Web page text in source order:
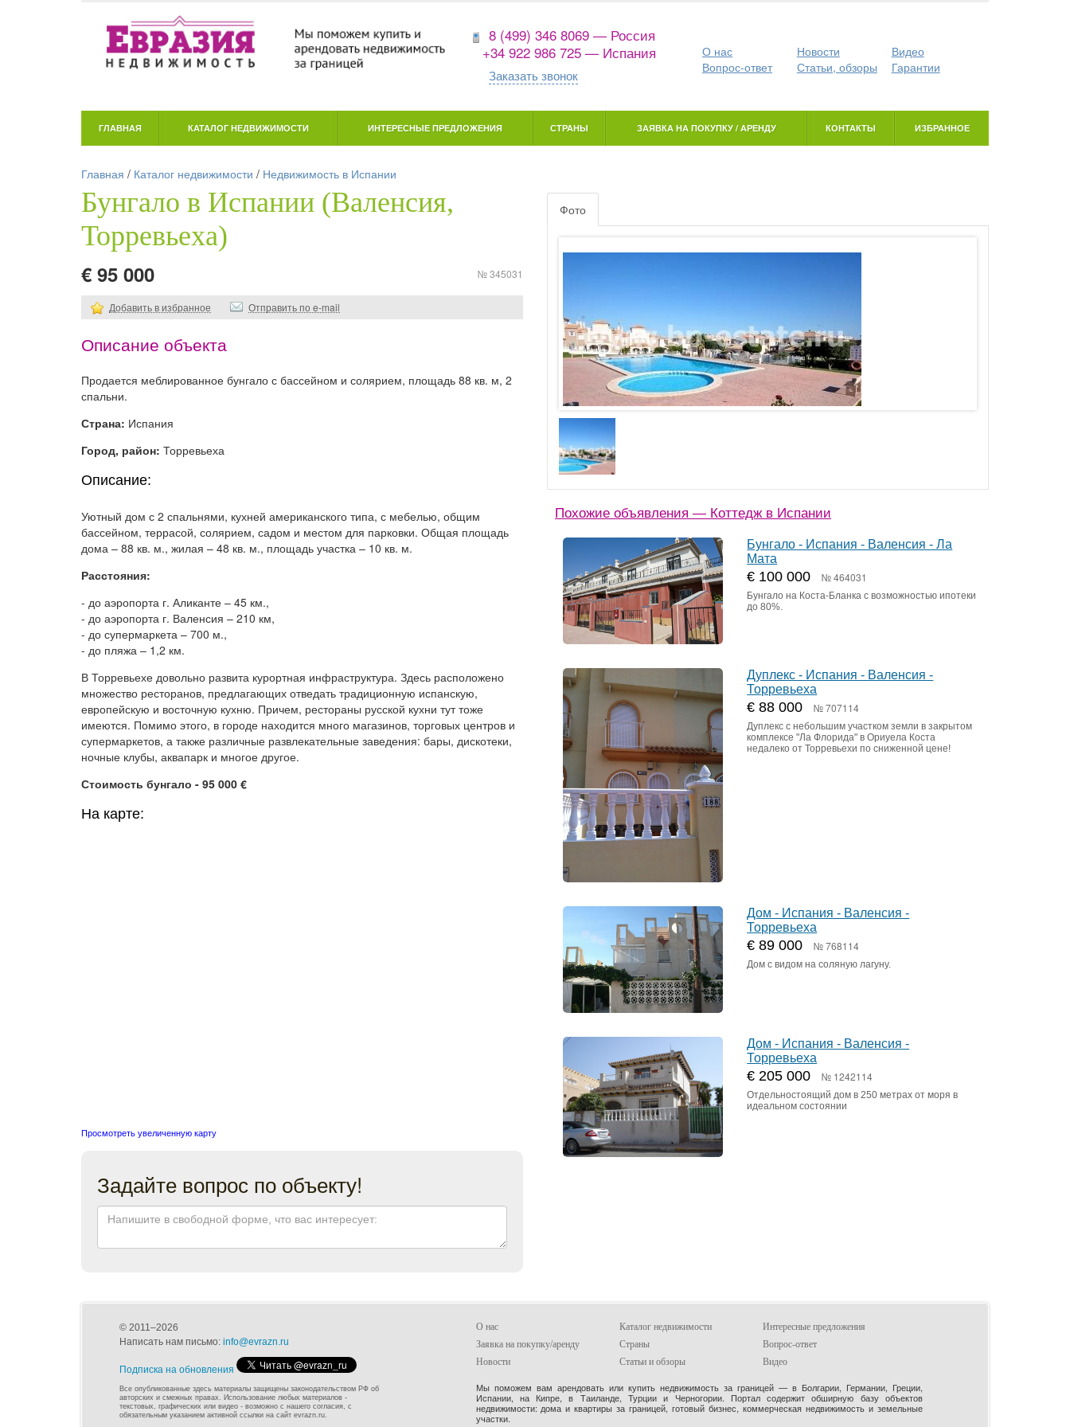
8 (499) 346 8069 — Россия
+34 922 986 725 — Испания
Заказать звонок
О нас Новости
Видео
Вопрос-ответ
Статьи, обзоры Гарантии
ГЛАВНАЯ КАТАЛОГ НЕДВИЖИМОСТИ ИНТЕРЕСНЫЕ ПРЕДЛОЖЕНИЯ СТРАНЫ ЗАЯВКА НА ПОКУПКУ / АРЕНДУ КОНТАКТЫ ИЗБРАННОЕ
Главная / Каталог недвижимости / Недвижимость в Испании
Бунгало в Испании (Валенсия,
Торревьеха)
€ 95 000 № 345031
Добавить в избранное Отправить по e-mail
Описание объекта
Продается меблированное бунгало с бассейном и солярием, площадь 88 кв. м, 2
спальни.
Страна: Испания
Город, район: Торревьеха
Описание:
Уютный дом с 2 спальнями, кухней американского типа, с мебелью, общим
бассейном, террасой, солярием, садом и местом для парковки. Общая площадь
дома – 88 кв. м., жилая – 48 кв. м., площадь участка – 10 кв. м.
Расстояния:
- до аэропорта г. Аликанте – 45 км.,
- до аэропорта г. Валенсия – 210 км,
- до супермаркета – 700 м.,
- до пляжа – 1,2 км.
В Торревьехе довольно развита курортная инфраструктура. Здесь расположено
множество ресторанов, предлагающих отведать традиционную испанскую,
европейскую и восточную кухню. Причем, рестораны русской кухни тут тоже
имеются. Помимо этого, в городе находится много магазинов, торговых центров и
супермаркетов, а также различные развлекательные заведения: бары, дискотеки,
ночные клубы, аквапарк и многое другое.
Стоимость бунгало - 95 000 €
На карте:
Просмотреть увеличенную карту
Задайте вопрос по объекту!
Фото
Похожие объявления — Коттедж в Испании
Бунгало - Испания - Валенсия - Ла
Мата
€ 100 000 № 464031
Бунгало на Коста-Бланка с возможностью ипотеки
до 80%.
Дуплекс - Испания - Валенсия -
Торревьеха
€ 88 000 № 707114
Дуплекс с небольшим участком земли в закрытом
комплексе "Ла Флорида" в Ориуела Коста
недалеко от Торревьехи по сниженной цене!
Дом - Испания - Валенсия -
Торревьеха
€ 89 000 № 768114
Дом с видом на соляную лагуну.
Дом - Испания - Валенсия -
Торревьеха
€ 205 000 № 1242114
Отдельностоящий дом в 250 метрах от моря в
идеальном состоянии
© 2011–2026
Написать нам письмо: info@evrazn.ru
Подписка на обновления
Все опубликованные здесь материалы защищены законодательством РФ об
авторских и смежных правах. Использование любых материалов -
текстовых, графических или видео - возможно с нашего согласия, с
обязательным указанием активной ссылки на сайт evrazn.ru.
О нас Каталог недвижимости
Интересные предложения
Заявка на покупку/аренду
Страны
Вопрос-ответ
Новости
Статьи и обзоры Видео
Мы поможем вам арендовать или купить недвижимость за границей — в Болгарии, Германии, Греции,
Испании, на Кипре, в Таиланде, Турции и Черногории. Портал содержит обширную базу объектов
недвижимости: дома и квартиры за границей, готовый бизнес, коммерческая недвижимость и земельные
участки.